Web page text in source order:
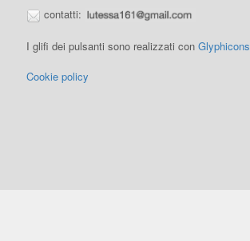
contatti:
I glifi dei pulsanti sono realizzati conGlyphicons
Cookie policy